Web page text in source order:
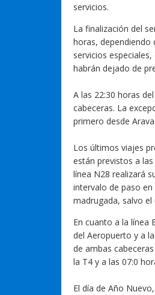
servicios.
La finalización del
horas, dependiendo
servicios
habrán dejado de
A las 22:30 horas
cabeceras. La
primero desde
Los últimos viajes
están previstos a
línea N28 realizará
intervalo de paso
madrugada, salvo
En cuanto a la línea
del Aeropuerto y a
de ambas
la T4 y a las 07:0
El día de Año